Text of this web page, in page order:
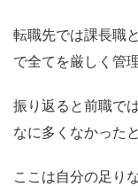
転職先では課長職
で全てを厳しく管
振り返ると前職で
なに多くなかった
ここは自分の足り